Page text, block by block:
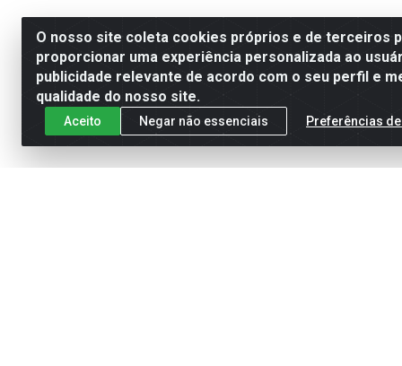
O nosso site coleta cookies próprios e de terceiros
proporcionar uma experiência personalizada ao
publicidade relevante de acordo com o seu perfil e
qualidade do nosso site.
Aceito Negar não essenciais Preferências